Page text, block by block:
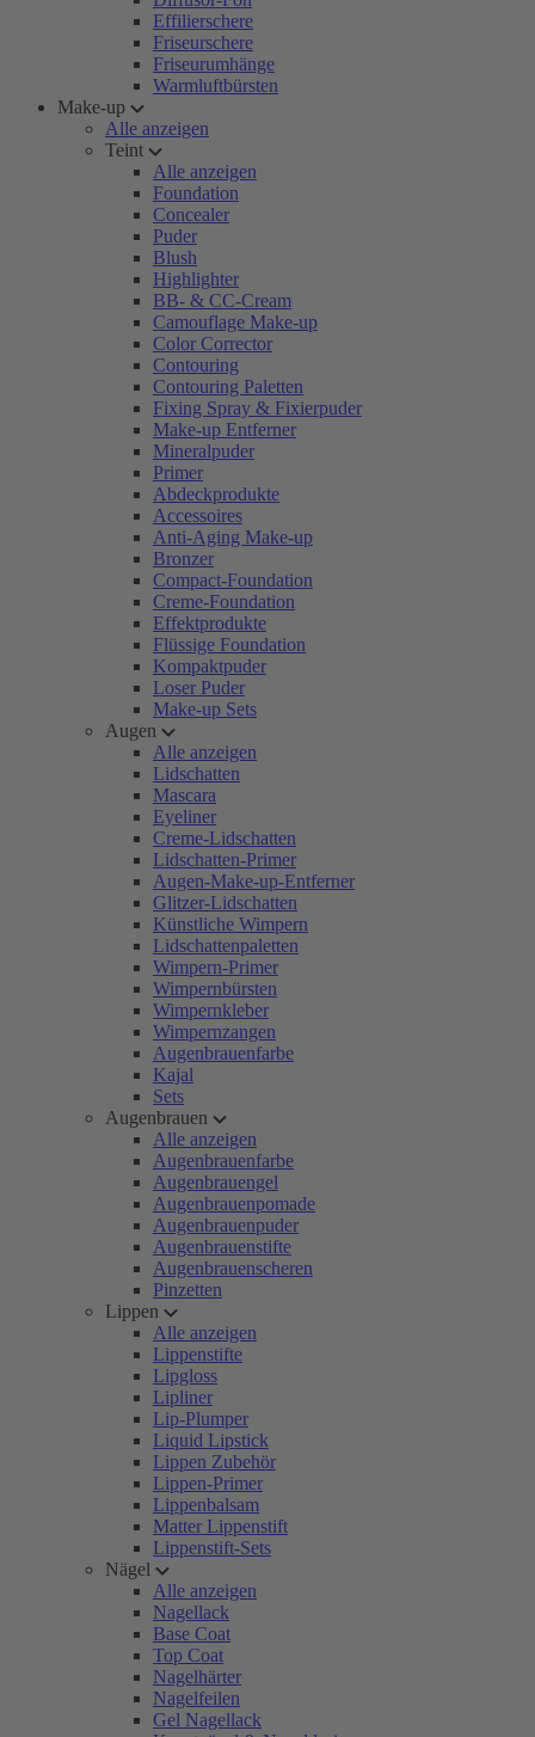
Effilierschere
Friseurschere
Friseurumhänge
Warmluftbürsten
Make-up
Alle anzeigen
Teint
Alle anzeigen
Foundation
Concealer
Puder
Blush
Highlighter
BB- & CC-Cream
Camouflage Make-up
Color Corrector
Contouring
Contouring Paletten
Fixing Spray & Fixierpuder
Make-up Entferner
Mineralpuder
Primer
Abdeckprodukte
Accessoires
Anti-Aging Make-up
Bronzer
Compact-Foundation
Creme-Foundation
Effektprodukte
Flüssige Foundation
Kompaktpuder
Loser Puder
Make-up Sets
Augen
Alle anzeigen
Lidschatten
Mascara
Eyeliner
Creme-Lidschatten
Lidschatten-Primer
Augen-Make-up-Entferner
Glitzer-Lidschatten
Künstliche Wimpern
Lidschattenpaletten
Wimpern-Primer
Wimpernbürsten
Wimpernkleber
Wimpernzangen
Augenbrauenfarbe
Kajal
Sets
Augenbrauen
Alle anzeigen
Augenbrauenfarbe
Augenbrauengel
Augenbrauenpomade
Augenbrauenpuder
Augenbrauenstifte
Augenbrauenscheren
Pinzetten
Lippen
Alle anzeigen
Lippenstifte
Lipgloss
Lipliner
Lip-Plumper
Liquid Lipstick
Lippen Zubehör
Lippen-Primer
Lippenbalsam
Matter Lippenstift
Lippenstift-Sets
Nägel
Alle anzeigen
Nagellack
Base Coat
Top Coat
Nagelhärter
Nagelfeilen
Gel Nagellack